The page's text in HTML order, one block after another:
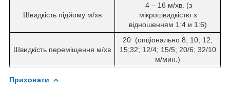
Швидкість підйому м/хв
4 – 16 м/хв. (з
мікрошвидкістю з
відношенням 1:4 и 1:6)
Швидкість переміщення м/хв
20 (опціонально 8; 10; 12;
15;32; 12/4; 15/5; 20/6; 32/10
м/мин.)
Приховати